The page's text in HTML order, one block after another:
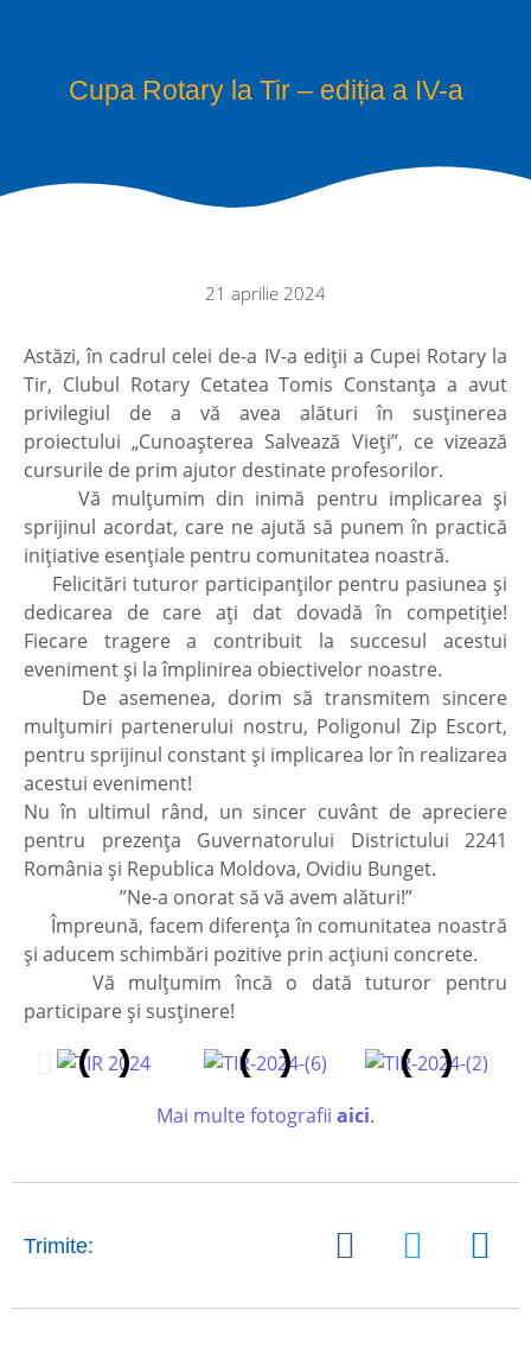
Cupa Rotary la Tir – ediția a IV-a
21 aprilie 2024
Astăzi, în cadrul celei de-a IV-a ediții a Cupei Rotary la
Tir, Clubul Rotary Cetatea Tomis Constanța a avut
privilegiul de a vă avea alături în susținerea
proiectului „Cunoașterea Salvează Vieți”, ce vizează
cursurile de prim ajutor destinate profesorilor.
Vă mulțumim din inimă pentru implicarea și
sprijinul acordat, care ne ajută să punem în practică
inițiative esențiale pentru comunitatea noastră.
Felicitări tuturor participanților pentru pasiunea și
dedicarea de care ați dat dovadă în competiție!
Fiecare tragere a contribuit la succesul acestui
eveniment și la împlinirea obiectivelor noastre.
De asemenea, dorim să transmitem sincere
mulțumiri partenerului nostru, Poligonul Zip Escort,
pentru sprijinul constant și implicarea lor în realizarea
acestui eveniment!
Nu în ultimul rând, un sincer cuvânt de apreciere
pentru prezența Guvernatorului Districtului 2241
România și Republica Moldova, Ovidiu Bunget.
”Ne-a onorat să vă avem alături!”
Împreună, facem diferența în comunitatea noastră
și aducem schimbări pozitive prin acțiuni concrete.
Vă mulțumim încă o dată tuturor pentru
participare și susținere!
Mai multe fotografii aici.
Trimite: